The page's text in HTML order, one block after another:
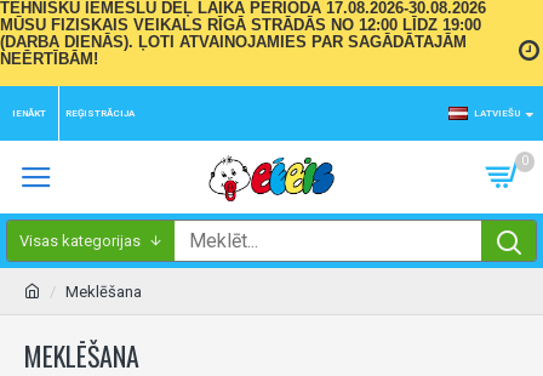
TEHNISKU IEMESLU DĒĻ LAIKA PERIODĀ 17.08.2026-30.08.2026
MŪSU FIZISKAIS VEIKALS RĪGĀ STRĀDĀS NO 12:00 LĪDZ 19:00
(DARBA DIENĀS). ĻOTI ATVAINOJAMIES PAR SAGĀDĀTAJĀM
NEĒRTĪBĀM!
IENĀKT REĢISTRĀCIJA LATVIEŠU
0
Visas kategorijas
Meklēšana
MEKLĒŠANA